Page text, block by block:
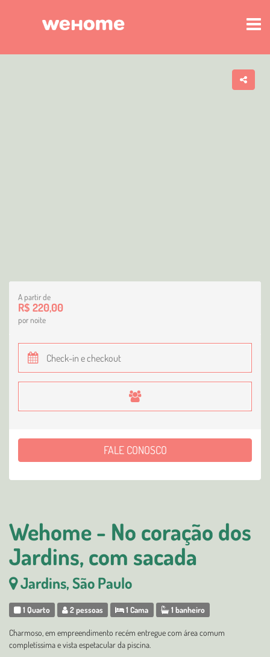
Wehome - No coração dos
Jardins, com sacada
Jardins, São Paulo
1 Quarto 2 pessoas 1 Cama 1 banheiro
Charmoso, em empreendimento recém entregue com área comum
completíssima e vista espetacular da piscina.
A partir de
R$ 220,00
por noite
FALE CONOSCO